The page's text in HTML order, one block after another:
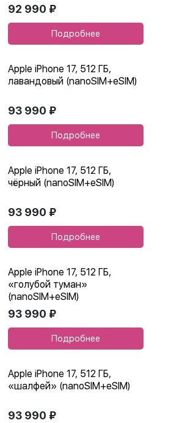
92 990 ₽
Подробнее
Apple iPhone 17, 512 ГБ,
лавандовый (nanoSIM+eSIM)
93 990 ₽
Подробнее
Apple iPhone 17, 512 ГБ,
чёрный (nanoSIM+eSIM)
93 990 ₽
Подробнее
Apple iPhone 17, 512 ГБ,
«голубой туман»
(nanoSIM+eSIM)
93 990 ₽
Подробнее
Apple iPhone 17, 512 ГБ,
«шалфей» (nanoSIM+eSIM)
93 990 ₽